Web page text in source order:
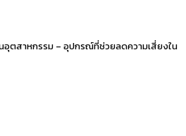
อุตสาหกรรม – อุปกรณ์ที่ช่วยลดความเสี่ยงใน